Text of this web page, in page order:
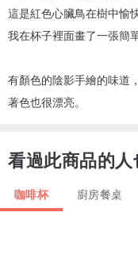
這是紅色心臟鳥在樹中愉
我在杯子裡面畫了一張簡
有顏色的陰影手繪的味道
著色也很漂亮。
看過此商品的
咖啡杯 廚房餐桌